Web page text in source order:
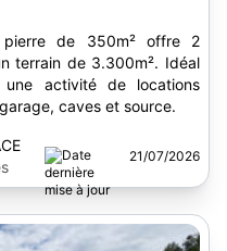
de 350m² offre 2
terrain de 3.300m². Idéal
activité de locations
caves et source.
21/07/2026